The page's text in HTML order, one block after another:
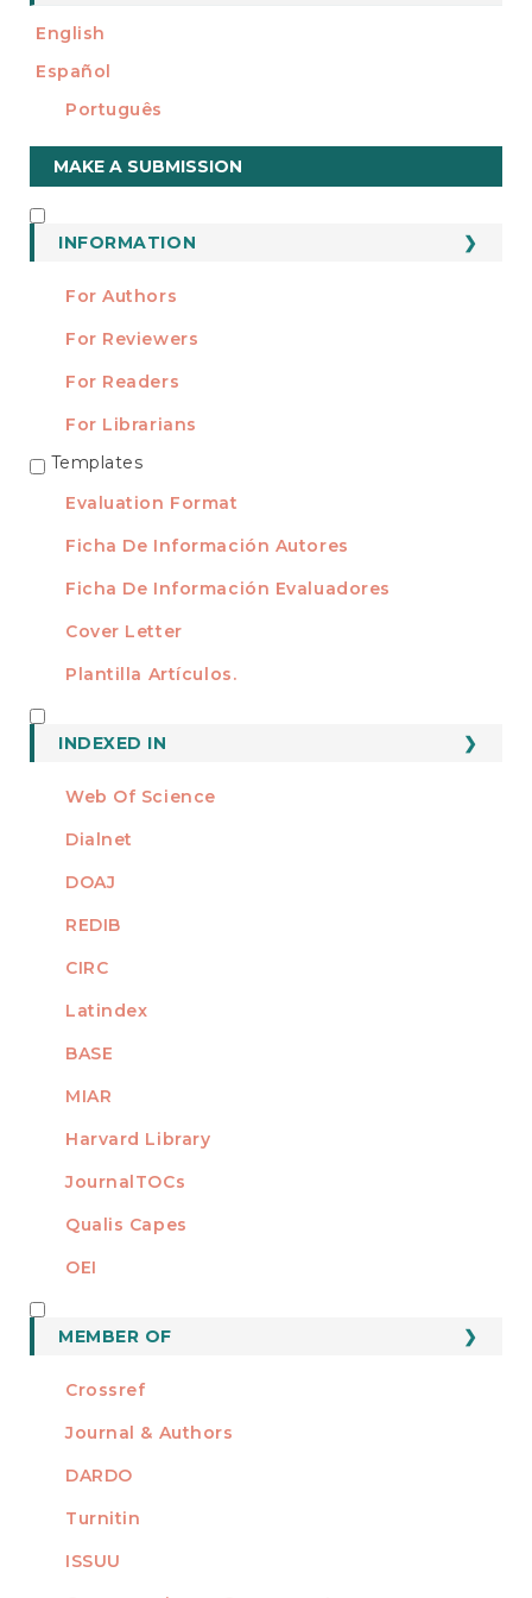
English
Español
Português
Make
a
Submission
MAKE A SUBMISSION
INFORMATION
For Authors
For Reviewers
For Readers
For Librarians
TEMPLATES
Templates
Evaluation Format
Ficha De Información Autores
Ficha De Información Evaluadores
Cover Letter
Plantilla Artículos.
INDEXED IN
Web Of Science
Dialnet
DOAJ
REDIB
CIRC
Latindex
BASE
MIAR
Harvard Library
JournalTOCs
Qualis Capes
OEI
MEMBER OF
Crossref
Journal & Authors
DARDO
Turnitin
ISSUU